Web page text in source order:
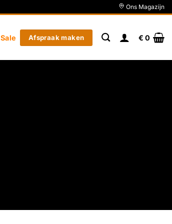
Ons Magazijn
Sale Afspraak maken € 0